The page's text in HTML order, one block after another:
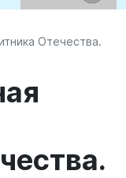
Отечества.